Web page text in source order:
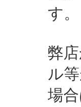
す。
弊
ル
場